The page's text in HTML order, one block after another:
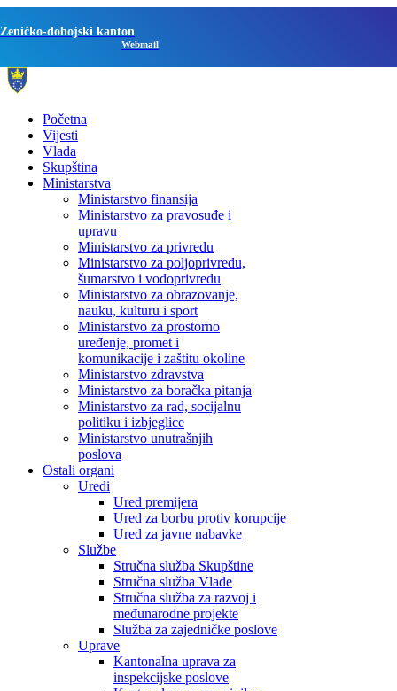
Zeničko-dobojski kanton
Webmail
Početna
Vijesti
Vlada
Skupština
Ministarstva
Ministarstvo finansija
Ministarstvo za pravosuđe i
upravu
Ministarstvo za privredu
Ministarstvo za poljoprivredu,
šumarstvo i vodoprivredu
Ministarstvo za obrazovanje,
nauku, kulturu i sport
Ministarstvo za prostorno
uređenje, promet i
komunikacije i zaštitu okoline
Ministarstvo zdravstva
Ministarstvo za boračka pitanja
Ministarstvo za rad, socijalnu
politiku i izbjeglice
Ministarstvo unutrašnjih
poslova
Ostali organi
Uredi
Ured premijera
Ured za borbu protiv korupcije
Ured za javne nabavke
Službe
Stručna služba Skupštine
Stručna služba Vlade
Stručna služba za razvoj i
međunarodne projekte
Služba za zajedničke poslove
Uprave
Kantonalna uprava za
inspekcijske poslove